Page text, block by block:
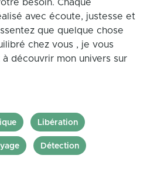
besoin. Chaque
avec écoute, justesse et
que quelque chose
chez vous , je vous
découvrir mon univers sur
Libération
Détection